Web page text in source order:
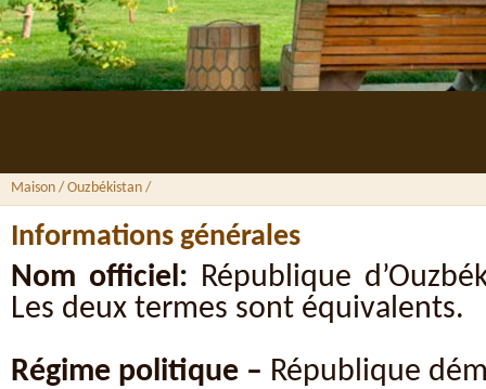
Maison / Ouzbékistan /
Informations générales
Nom officiel: République
Les deux termes sont équivalents.
Régime politique – République